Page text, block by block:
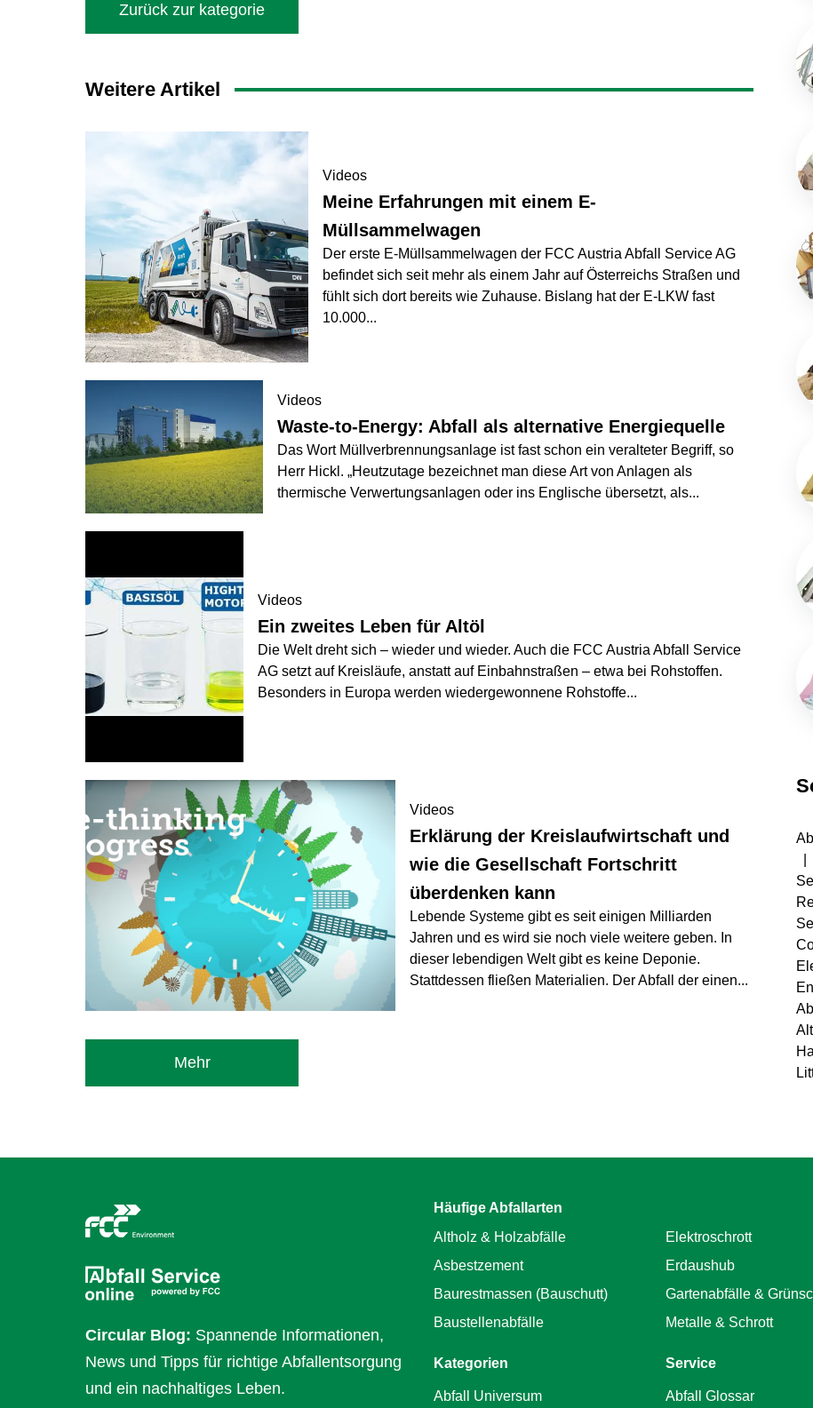
Zurück zur kategorie
Weitere Artikel
Videos
Meine Erfahrungen mit einem E-
Müllsammelwagen
Der erste E-Müllsammelwagen der FCC Austria Abfall Service AG
befindet sich seit mehr als einem Jahr auf Österreichs Straßen und
fühlt sich dort bereits wie Zuhause. Bislang hat der E-LKW fast
10.000...
Videos
Waste-to-Energy: Abfall als alternative Energiequelle
Das Wort Müllverbrennungsanlage ist fast schon ein veralteter Begriff, so
Herr Hickl. „Heutzutage bezeichnet man diese Art von Anlagen als
thermische Verwertungsanlagen oder ins Englische übersetzt, als...
Videos
Ein zweites Leben für Altöl
Die Welt dreht sich – wieder und wieder. Auch die FCC Austria Abfall Service
AG setzt auf Kreisläufe, anstatt auf Einbahnstraßen – etwa bei Rohstoffen.
Besonders in Europa werden wiedergewonnene Rohstoffe...
Videos
Erklärung der Kreislaufwirtschaft und
wie die Gesellschaft Fortschritt
überdenken kann
Lebende Systeme gibt es seit einigen Milliarden
Jahren und es wird sie noch viele weitere geben. In
dieser lebendigen Welt gibt es keine Deponie.
Stattdessen fließen Materialien. Der Abfall der einen...
Mehr
Circular Blog: Spannende Informationen,
News und Tipps für richtige Abfallentsorgung
und ein nachhaltiges Leben.
Häufige Abfallarten
Altholz & Holzabfälle
Asbestzement
Baurestmassen (Bauschutt)
Baustellenabfälle
Elektroschrott
Erdaushub
Gartenabfälle &
Metalle & Schrott
Kategorien
Abfall Universum
Service
Abfall Glossar